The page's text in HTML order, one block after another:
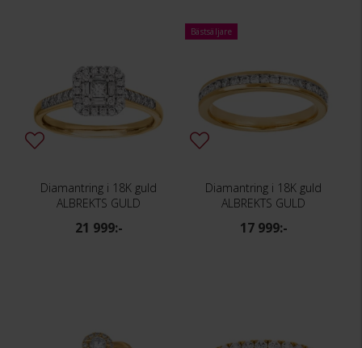
Diamantring i 18K guld
ALBREKTS GULD
21 999:-
Bästsäljare
Diamantring i 18K guld
ALBREKTS GULD
17 999:-